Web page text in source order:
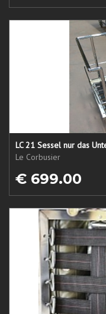
LC 21 Sessel nur das
Le Corbusier
€ 699.00